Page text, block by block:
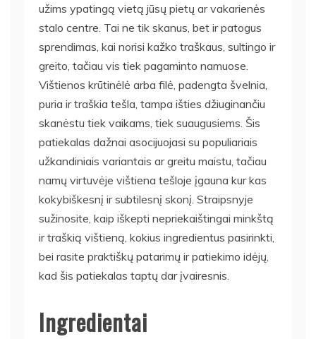
užims ypatingą vietą jūsų pietų ar vakarienės
stalo centre. Tai ne tik skanus, bet ir patogus
sprendimas, kai norisi kažko traškaus, sultingo ir
greito, tačiau vis tiek pagaminto namuose.
Vištienos krūtinėlė arba filė, padengta švelnia,
puria ir traškia tešla, tampa išties džiuginančiu
skanėstu tiek vaikams, tiek suaugusiems. Šis
patiekalas dažnai asocijuojasi su populiariais
užkandiniais variantais ar greitu maistu, tačiau
namų virtuvėje vištiena tešloje įgauna kur kas
kokybiškesnį ir subtilesnį skonį. Straipsnyje
sužinosite, kaip iškepti nepriekaištingai minkštą
ir traškią vištieną, kokius ingredientus pasirinkti,
bei rasite praktiškų patarimų ir patiekimo idėjų,
kad šis patiekalas taptų dar įvairesnis.
Ingredientai